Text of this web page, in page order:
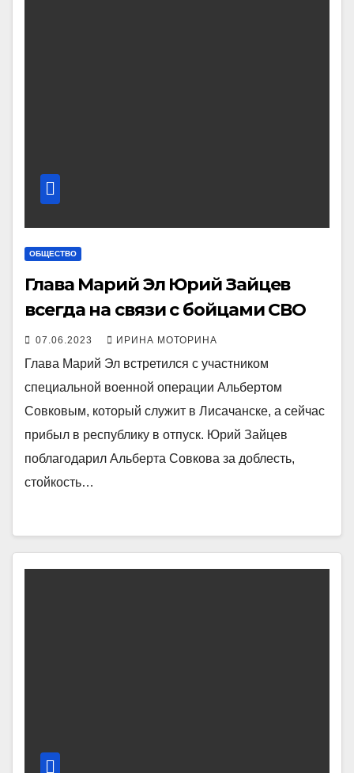
ОБЩЕСТВО
Глава Марий Эл Юрий Зайцев
всегда на связи с бойцами СВО
07.06.2023 ИРИНА МОТОРИНА
Глава Марий Эл встретился с участником
специальной военной операции Альбертом
Совковым, который служит в Лисачанске, а сейчас
прибыл в республику в отпуск. Юрий Зайцев
поблагодарил Альберта Совкова за доблесть,
стойкость…